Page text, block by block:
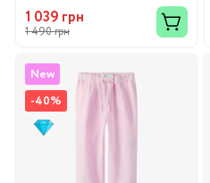
1 039 грн
1 490 грн
New
-40%